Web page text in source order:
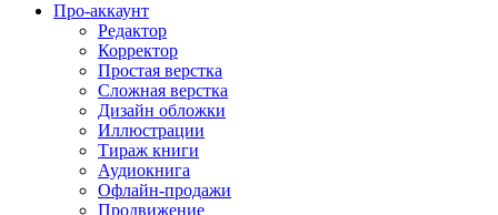
Про-аккаунт
Редактор
Корректор
Простая верстка
Сложная верстка
Дизайн обложки
Иллюстрации
Тираж книги
Аудиокнига
Офлайн-продажи
Продвижение